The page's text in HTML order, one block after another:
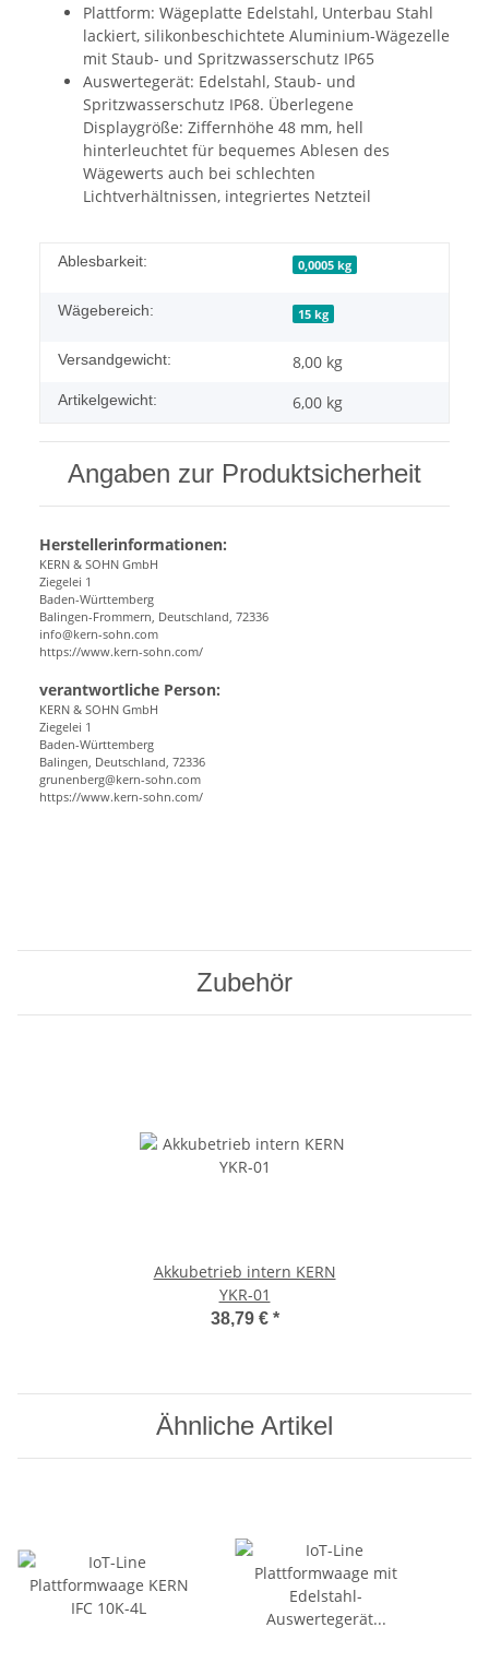
Plattform: Wägeplatte Edelstahl, Unterbau Stahl
lackiert, silikonbeschichtete Aluminium-Wägezelle
mit Staub- und Spritzwasserschutz IP65
Auswertegerät: Edelstahl, Staub- und
Spritzwasserschutz IP68. Überlegene
Displaygröße: Ziffernhöhe 48 mm, hell
hinterleuchtet für bequemes Ablesen des
Wägewerts auch bei schlechten
Lichtverhältnissen, integriertes Netzteil
Ablesbarkeit: 0,0005 kg
Wägebereich: 15 kg
Versandgewicht: 8,00 kg
Artikelgewicht: 6,00 kg
Angaben zur Produktsicherheit
Herstellerinformationen:
KERN & SOHN GmbH
Ziegelei 1
Baden-Württemberg
Balingen-Frommern, Deutschland, 72336
info@kern-sohn.com
https://www.kern-sohn.com/
verantwortliche Person:
KERN & SOHN GmbH
Ziegelei 1
Baden-Württemberg
Balingen, Deutschland, 72336
grunenberg@kern-sohn.com
https://www.kern-sohn.com/
Zubehör
Akkubetrieb intern KERN
YKR-01
38,79 € *
Ähnliche Artikel